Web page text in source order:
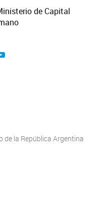
de la República Argentina